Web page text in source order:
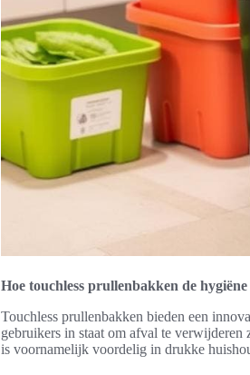
Hoe touchless prullenbakken de
Touchless prullenbakken bieden een
gebruikers in staat om afval te
is voornamelijk voordelig in drukke